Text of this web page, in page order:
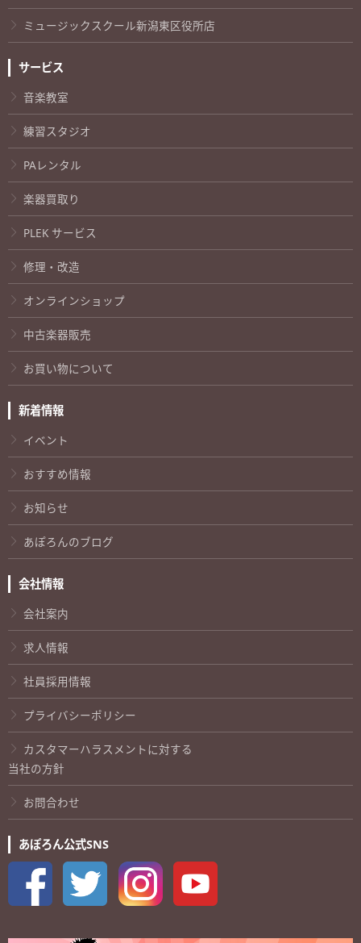
ミュージックスクール新潟東区役所店
サービス
音楽教室
練習スタジオ
PAレンタル
楽器買取り
PLEK サービス
修理・改造
オンラインショップ
中古楽器販売
お買い物について
新着情報
イベント
おすすめ情報
お知らせ
あぽろんのブログ
会社情報
会社案内
求人情報
社員採用情報
プライバシーポリシー
カスタマーハラスメントに対する
当社の方針
お問合わせ
あぽろん公式SNS